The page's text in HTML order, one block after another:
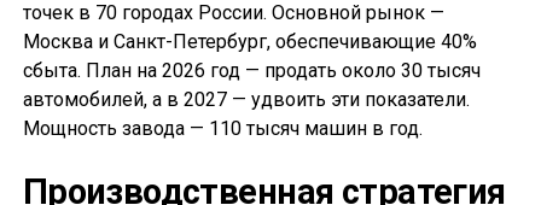
точек в 70 городах России. Основной рынок —
Москва и Санкт-Петербург, обеспечивающие 40%
сбыта. План на 2026 год — продать около 30 тысяч
автомобилей, а в 2027 — удвоить эти показатели.
Мощность завода — 110 тысяч машин в год.
Производственная стратегия